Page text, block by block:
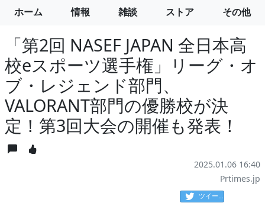
ホーム 情報 雑談 ストア その他
「第2回 NASEF JAPAN 全日本高
校eスポーツ選手権」リーグ・オ
ブ・レジェンド部門、
VALORANT部門の優勝校が決
定！第3回大会の開催も発表！
2025.01.06 16:40
Prtimes.jp
ツイート